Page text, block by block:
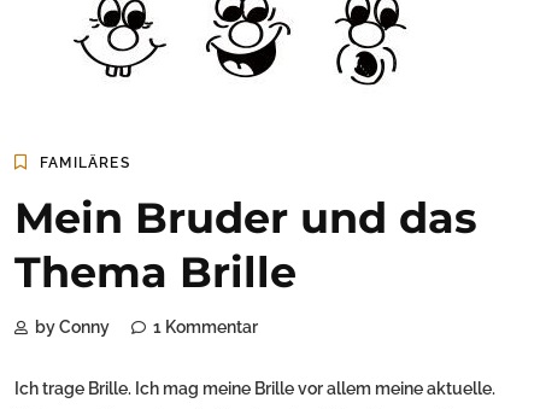
FAMILÄRES
Mein Bruder und das
Thema Brille
by Conny 1 Kommentar
Ich trage Brille. Ich mag meine Brille vor allem meine aktuelle.